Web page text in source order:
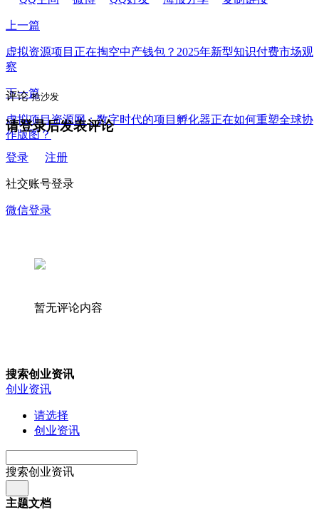
上一篇
虚拟资源项目正在掏空中产钱包？2025年新型知识付费市场观
察
下一篇
虚拟项目资源网：数字时代的项目孵化器正在如何重塑全球协
作版图？
评论抢沙发
请登录后发表评论
登录 注册
社交账号登录
微信登录
暂无评论内容
搜索创业资讯
创业资讯
请选择
创业资讯
搜索创业资讯
主题文档